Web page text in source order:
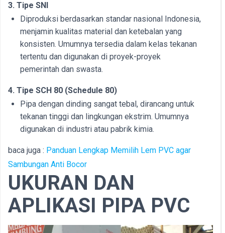
3. Tipe SNI
Diproduksi berdasarkan standar nasional Indonesia,
menjamin kualitas material dan ketebalan yang
konsisten. Umumnya tersedia dalam kelas tekanan
tertentu dan digunakan di proyek-proyek
pemerintah dan swasta.
4. Tipe SCH 80 (Schedule 80)
Pipa dengan dinding sangat tebal, dirancang untuk
tekanan tinggi dan lingkungan ekstrim. Umumnya
digunakan di industri atau pabrik kimia.
baca juga : Panduan Lengkap Memilih Lem PVC agar
Sambungan Anti Bocor
UKURAN DAN
APLIKASI PIPA PVC